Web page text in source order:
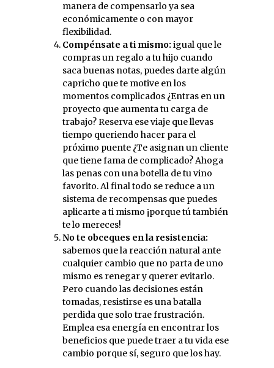
manera de compensarlo ya sea
económicamente o con mayor
flexibilidad.
Compénsate a ti mismo: igual que le
compras un regalo a tu hijo cuando
saca buenas notas, puedes darte algún
capricho que te motive en los
momentos complicados ¿Entras en un
proyecto que aumenta tu carga de
trabajo? Reserva ese viaje que llevas
tiempo queriendo hacer para el
próximo puente ¿Te asignan un cliente
que tiene fama de complicado? Ahoga
las penas con una botella de tu vino
favorito. Al final todo se reduce a un
sistema de recompensas que puedes
aplicarte a ti mismo ¡porque tú también
te lo mereces!
No te obceques en la resistencia:
sabemos que la reacción natural ante
cualquier cambio que no parta de uno
mismo es renegar y querer evitarlo.
Pero cuando las decisiones están
tomadas, resistirse es una batalla
perdida que solo trae frustración.
Emplea esa energía en encontrar los
beneficios que puede traer a tu vida ese
cambio porque sí, seguro que los hay.